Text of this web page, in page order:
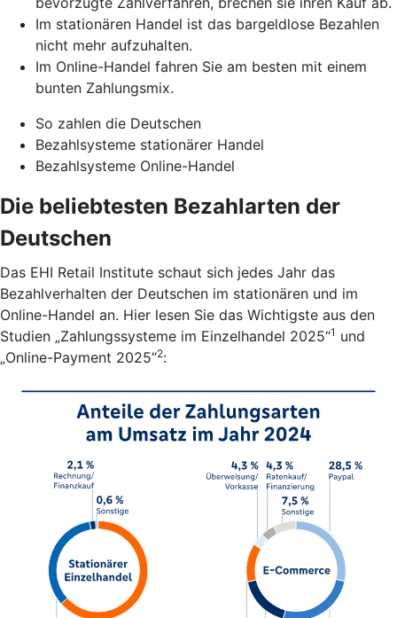
Im stationären Handel ist das bargeldlose Bezahlen
nicht mehr aufzuhalten.
Im Online-Handel fahren Sie am besten mit einem
bunten Zahlungsmix.
So zahlen die Deutschen
Bezahlsysteme stationärer Handel
Bezahlsysteme Online-Handel
Die beliebtesten Bezahlarten der
Deutschen
Das EHI Retail Institute schaut sich jedes Jahr das
Bezahlverhalten der Deutschen im stationären und im
Online-Handel an. Hier lesen Sie das Wichtigste aus den
Studien „Zahlungssysteme im Einzelhandel 2025“1 und
„Online-Payment 2025“2: